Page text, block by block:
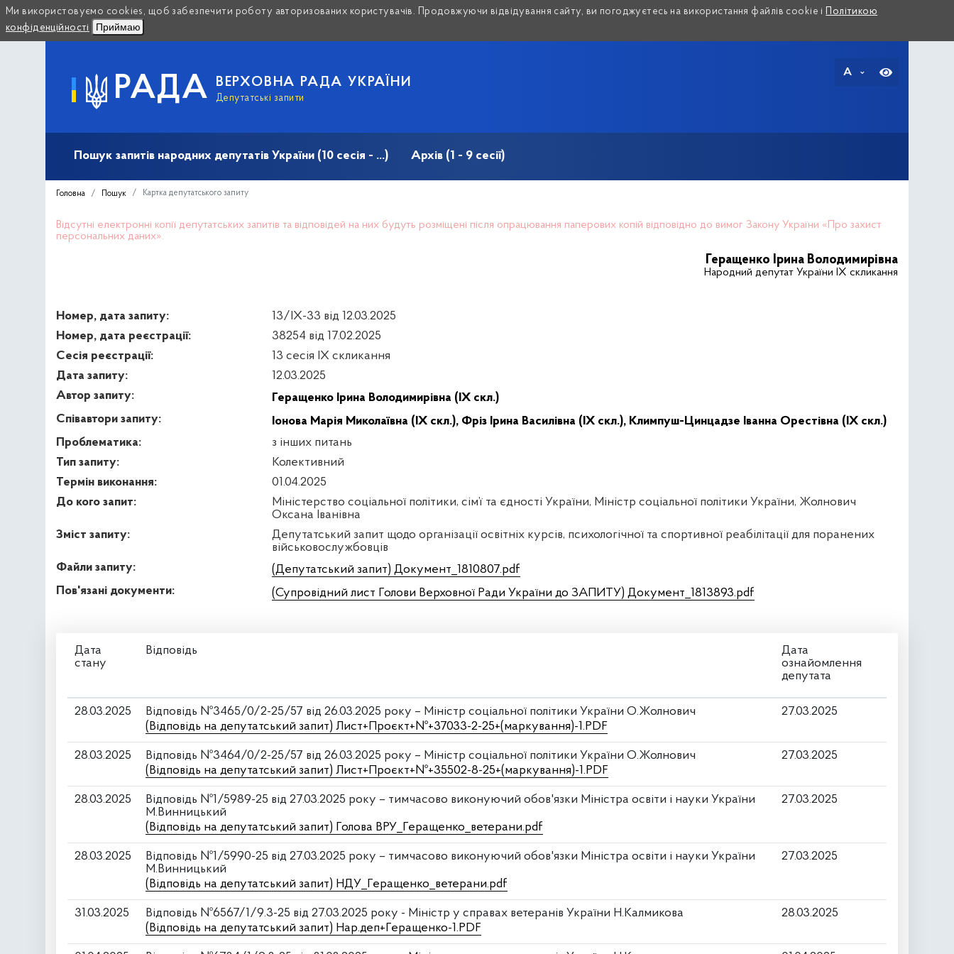
Ми використовуємо cookies, щоб забезпечити роботу авторизованих користувачів. Продовжуючи відвідування сайту, ви погоджуєтесь на використання файлів cookie і Політикою
конфіденційності
Приймаю
РАДА ВЕРХОВНА РАДА УКРАЇНИ
Депутатські запити
A
Пошук запитів народних депутатів України (10 сесія - ...) Архів (1 - 9 сесії)
Головна Пошук Картка депутатського запиту
Відсутні електронні копії депутатських запитів та відповідей на них будуть розміщені після опрацювання паперових копій відповідно до вимог Закону України «Про захист
персональних даних».
Геращенко Ірина Володимирівна
Народний депутат України IX скликання
Номер, дата запиту:
13/IX-33 від 12.03.2025
Номер, дата реєстрації:
38254 від 17.02.2025
Сесія реєстрації:
13 сесія IX скликання
Дата запиту:
12.03.2025
Автор запиту:
Геращенко Ірина Володимирівна (IX скл.)
Співавтори запиту:
Іонова Марія Миколаївна (IX скл.), Фріз Ірина Василівна (IX скл.), Климпуш-Цинцадзе Іванна Орестівна (IX скл.)
Проблематика:
з інших питань
Тип запиту:
Колективний
Термін виконання:
01.04.2025
До кого запит:
Міністерство соціальної політики, сім’ї та єдності України, Міністр соціальної політики України, Жолнович
Оксана Іванівна
Зміст запиту:
Депутатський запит щодо організації освітніх курсів, психологічної та спортивної реабілітації для поранених
військовослужбовців
Файли запиту:
(Депутатський запит) Документ_1810807.pdf
Пов'язані документи:
(Супровідний лист Голови Верховної Ради України до ЗАПИТУ) Документ_1813893.pdf
Дата
стану
Відповідь
Дата
ознайомлення
депутата
28.03.2025
Відповідь №3465/0/2-25/57 від 26.03.2025 року – Міністр соціальної політики України О.Жолнович
(Відповідь на депутатський запит) Лист+Проєкт+№+37033-2-25+(маркування)-1.PDF
27.03.2025
28.03.2025
Відповідь №3464/0/2-25/57 від 26.03.2025 року – Міністр соціальної політики України О.Жолнович
(Відповідь на депутатський запит) Лист+Проєкт+№+35502-8-25+(маркування)-1.PDF
27.03.2025
28.03.2025
Відповідь №1/5989-25 від 27.03.2025 року – тимчасово виконуючий обов'язки Міністра освіти і науки України
М.Винницький
(Відповідь на депутатський запит) Голова ВРУ_Геращенко_ветерани.pdf
27.03.2025
28.03.2025
Відповідь №1/5990-25 від 27.03.2025 року – тимчасово виконуючий обов'язки Міністра освіти і науки України
М.Винницький
(Відповідь на депутатський запит) НДУ_Геращенко_ветерани.pdf
27.03.2025
31.03.2025
Відповідь №6567/1/9.3-25 від 27.03.2025 року - Міністр у справах ветеранів України Н.Калмикова
(Відповідь на депутатський запит) Нар.деп+Геращенко-1.PDF
28.03.2025